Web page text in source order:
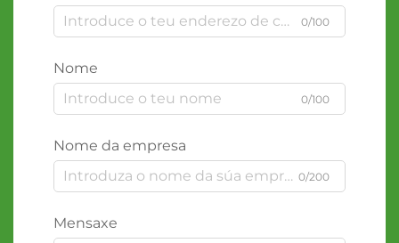
0/100
Nome
0/100
Nome da empresa
0/200
Mensaxe